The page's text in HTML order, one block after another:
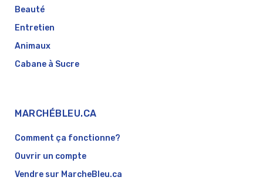
Beauté
Entretien
Animaux
Cabane à Sucre
MARCHÉBLEU.CA
Comment ça fonctionne?
Ouvrir un compte
Vendre sur MarcheBleu.ca